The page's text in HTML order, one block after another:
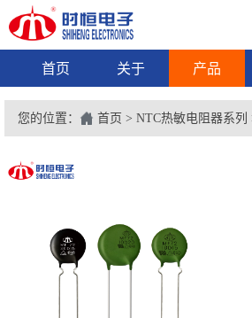
首页 关于 产品
您的位置： 首页 > NTC热敏电阻器系列